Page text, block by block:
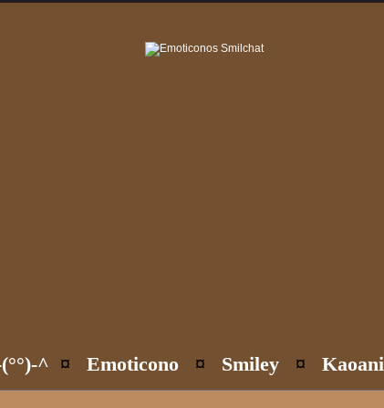
^ ¤ Emoticono ¤ Smiley ¤ Kaoani